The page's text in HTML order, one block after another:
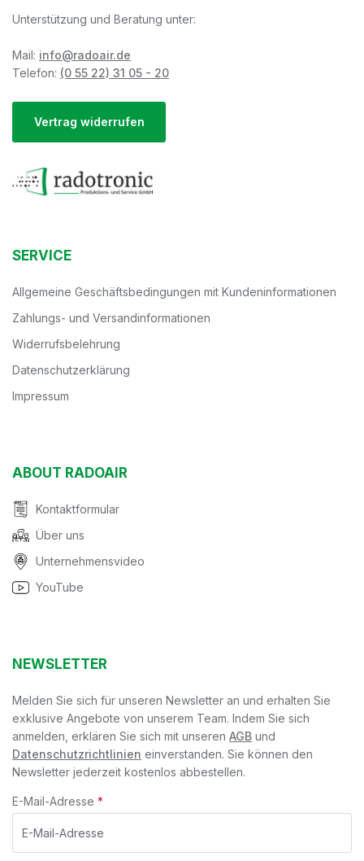
Unterstützung und Beratung unter:
Mail: info@radoair.de
Telefon: (0 55 22) 31 05 - 20
Vertrag widerrufen
SERVICE
Allgemeine Geschäftsbedingungen mit Kundeninformationen
Zahlungs- und Versandinformationen
Widerrufsbelehrung
Datenschutzerklärung
Impressum
ABOUT RADOAIR
Kontaktformular
Über uns
Unternehmensvideo
YouTube
NEWSLETTER
Melden Sie sich für unseren Newsletter an und erhalten Sie
exklusive Angebote von unserem Team. Indem Sie sich
anmelden, erklären Sie sich mit unseren AGB und
Datenschutzrichtlinien einverstanden. Sie können den
Newsletter jederzeit kostenlos abbestellen.
E-Mail-Adresse *